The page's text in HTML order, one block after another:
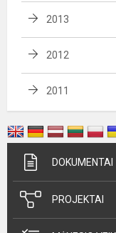
2013
2012
2011
DOKUMENTAI
PROJEKTAI